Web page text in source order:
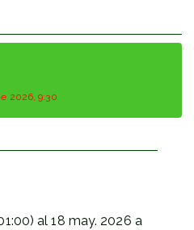
2026, 9:30
al18 may. 2026 a